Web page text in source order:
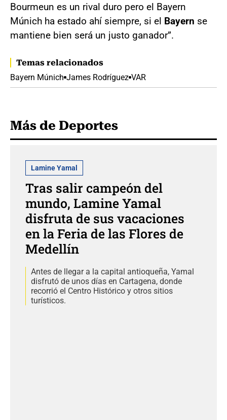
Bourmeun es un rival duro pero el Bayern
Múnich ha estado ahí siempre, si el Bayern se
mantiene bien será un justo ganador”.
Temas relacionados
Bayern Múnich James Rodríguez VAR
Más de Deportes
Lamine Yamal
Tras salir campeón del
mundo, Lamine Yamal
disfruta de sus vacaciones
en la Feria de las Flores de
Medellín
Antes de llegar a la capital antioqueña, Yamal
disfrutó de unos días en Cartagena, donde
recorrió el Centro Histórico y otros sitios
turísticos.